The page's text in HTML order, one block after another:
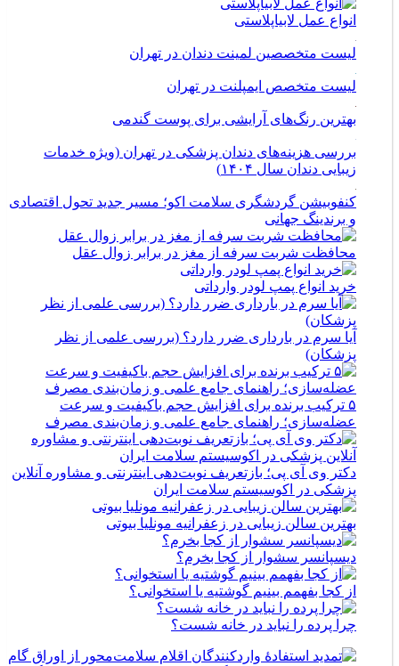
انواع عمل لابیاپلاستی
لیست متخصصین لمینت دندان در تهران
لیست متخصص ایمپلنت در تهران
بهترین رنگ‌های آرایشی برای پوست گندمی
بررسی هزینه‌های دندان پزشکی در تهران (ویژه خدمات
زیبایی دندان سال ۱۴۰۴)
کنفوبیشن گردشگری سلامت اکو؛ مسیر جدید تحول اقتصادی
و برندینگ جهانی
محافظت شربت سرفه از مغز در برابر زوال عقل
خرید انواع پمپ لودر وارداتی
آیا سرم در بارداری ضرر دارد؟ (بررسی علمی از نظر
پزشکان)
۵ ترکیب برنده برای افزایش حجم باکیفیت و سرعت
عضله‌سازی؛ راهنمای جامع علمی و زمان‌بندی مصرف
دکتر وی آی پی؛ بازتعریف نوبت‌دهی اینترنتی و مشاوره آنلاین
پزشکی در اکوسیستم سلامت ایران
بهترین سالن زیبایی در زعفرانیه مونلیا بیوتی
دیسپانسر سشوار از کجا بخرم؟
از کجا بفهمم بینیم گوشتیه یا استخوانی؟
چرا پرده را نباید در خانه شست؟